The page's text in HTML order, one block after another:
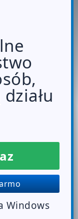
Windows